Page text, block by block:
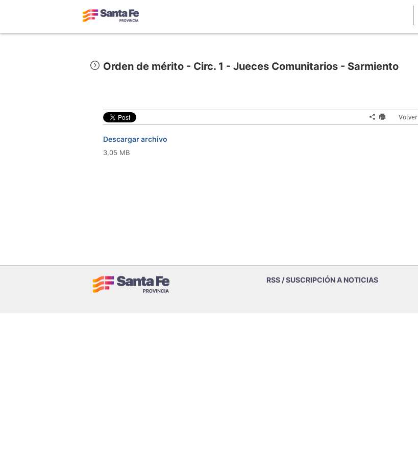
Orden de mérito - Circ. 1 - Jueces Comunitarios - Sarmiento
Volver
Descargar archivo
3,05 MB
RSS / SUSCRIPCIÓN A NOTICIAS